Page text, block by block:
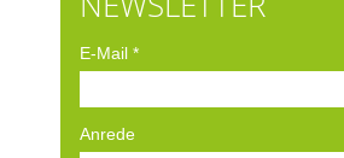
E-Mail *
Anrede